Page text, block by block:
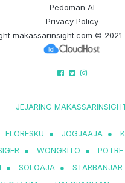
Pedoman AI
Privacy Policy
makassarinsight.com © 2021
JEJARING
FLORESKU ● JOGJAAJA ●
● WONGKITO ●
● SOLOAJA ● STARBANJAR